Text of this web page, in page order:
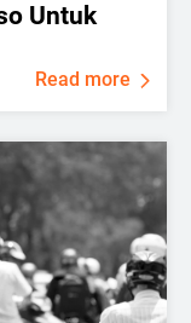
Untuk
Read more